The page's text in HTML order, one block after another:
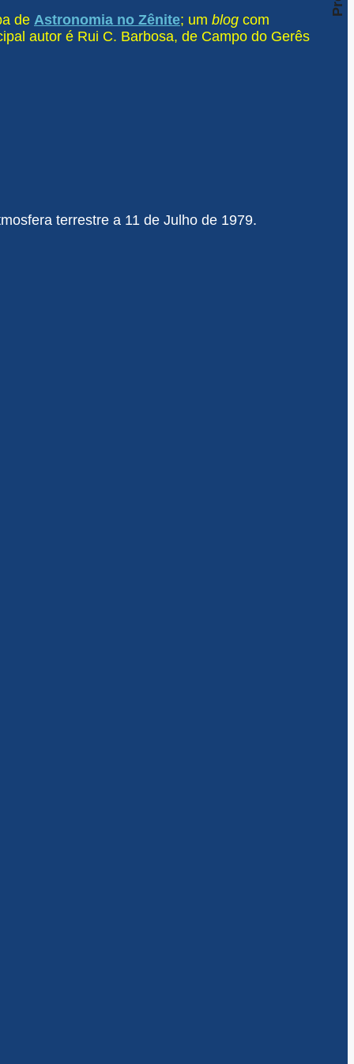
de Astronomia no Zênite; um blog com
autor é Rui C. Barbosa, de Campo do Gerês
terrestre a 11 de Julho de 1979.